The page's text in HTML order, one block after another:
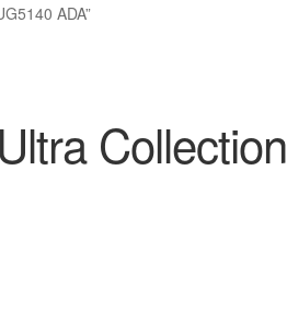
ADA”
Collection